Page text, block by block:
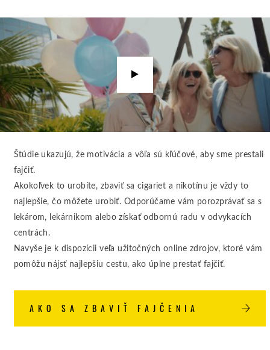
video
Štúdie ukazujú, že motivácia a vôľa sú kľúčové, aby sme prestali
fajčiť.
Akokoľvek to urobíte, zbaviť sa cigariet a nikotínu je vždy to
najlepšie, čo môžete urobiť. Odporúčame vám porozprávať sa s
lekárom, lekárnikom alebo získať odbornú radu v odvykacích
centrách.
Navyše je k dispozícii veľa užitočných online zdrojov, ktoré vám
pomôžu nájsť najlepšiu cestu, ako úplne prestať fajčiť.
AKO SA ZBAVIŤ FAJČENIA